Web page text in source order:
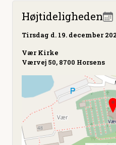
Højtideligheden
Tirsdag d. 19. december
Vær Kirke
Værvej 50, 8700 Horsens